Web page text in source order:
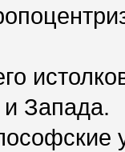
Запада.